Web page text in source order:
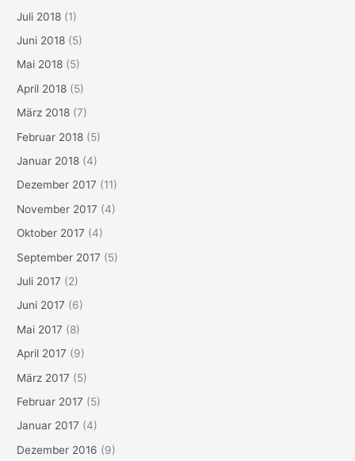
Juli 2018 (1)
Juni 2018 (5)
Mai 2018 (5)
April 2018 (5)
März 2018 (7)
Februar 2018 (5)
Januar 2018 (4)
Dezember 2017 (11)
November 2017 (4)
Oktober 2017 (4)
September 2017 (5)
Juli 2017 (2)
Juni 2017 (6)
Mai 2017 (8)
April 2017 (9)
März 2017 (5)
Februar 2017 (5)
Januar 2017 (4)
Dezember 2016 (9)